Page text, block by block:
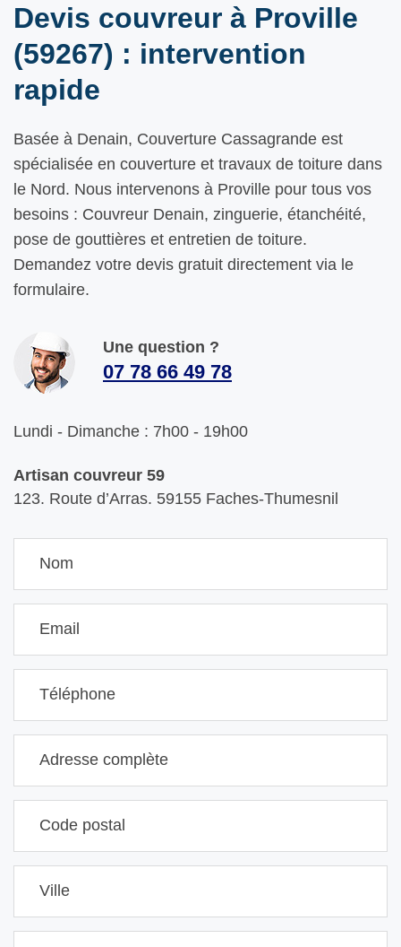
Devis couvreur à Proville
(59267) : intervention
rapide
Basée à Denain, Couverture Cassagrande est
spécialisée en couverture et travaux de toiture dans
le Nord. Nous intervenons à Proville pour tous vos
besoins : Couvreur Denain, zinguerie, étanchéité,
pose de gouttières et entretien de toiture.
Demandez votre devis gratuit directement via le
formulaire.
Une question ?
07 78 66 49 78
Lundi - Dimanche : 7h00 - 19h00
Artisan couvreur 59
123. Route d’Arras. 59155 Faches-Thumesnil